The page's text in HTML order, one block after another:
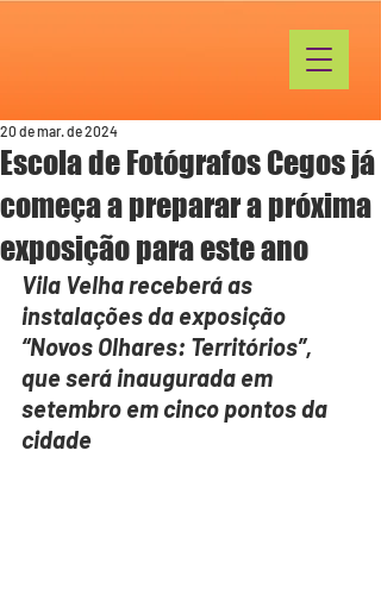
Escola de Fotógrafos Cegos já
começa a preparar a próxima
exposição para este ano
20 de mar. de 2024
Vila Velha receberá as
instalações da exposição
“Novos Olhares: Territórios”,
que será inaugurada em
setembro em cinco pontos da
cidade